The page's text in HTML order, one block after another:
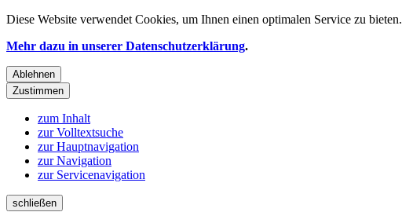
Diese Website verwendet Cookies, um Ihnen einen optimalen Service zu bieten.
Mehr dazu in unserer Datenschutzerklärung.
Ablehnen
Zustimmen
zum Inhalt
zur Volltextsuche
zur Hauptnavigation
zur Navigation
zur Servicenavigation
schließen